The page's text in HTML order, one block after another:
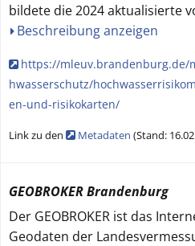
bildete die 2024 aktualisierte
Beschreibung anzeigen
https://mleuv.brandenburg.de/
hwasserschutz/
en-und-risikokarten/
Link zu den Metadaten (Stand:
GEOBROKER Brandenburg
Der GEOBROKER ist das
Geodaten der